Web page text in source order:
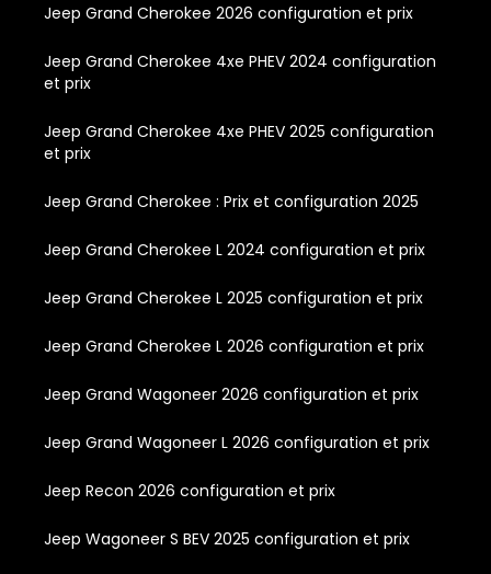
Jeep Grand Cherokee 2026 configuration et prix
Jeep Grand Cherokee 4xe PHEV 2024 configuration
et prix
Jeep Grand Cherokee 4xe PHEV 2025 configuration
et prix
Jeep Grand Cherokee : Prix et configuration 2025
Jeep Grand Cherokee L 2024 configuration et prix
Jeep Grand Cherokee L 2025 configuration et prix
Jeep Grand Cherokee L 2026 configuration et prix
Jeep Grand Wagoneer 2026 configuration et prix
Jeep Grand Wagoneer L 2026 configuration et prix
Jeep Recon 2026 configuration et prix
Jeep Wagoneer S BEV 2025 configuration et prix